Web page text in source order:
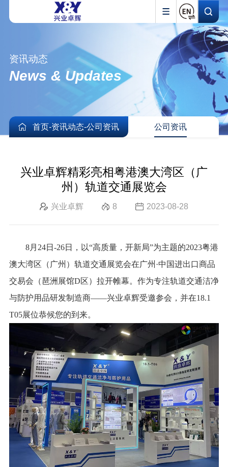
资讯动态
News & Updates
首页-资讯动态-公司资讯 公司资讯
兴业卓辉精彩亮相粤港澳大湾区（广
州）轨道交通展览会
兴业卓辉 8 2023-08-28
8月24日-26日，以“高质量，开新局”为主题的2023粤港
澳大湾区（广州）轨道交通展览会在广州·中国进出口商品
交易会（琶洲展馆D区）拉开帷幕。作为专注轨道交通洁净
与防护用品研发制造商——兴业卓辉受邀参会，并在18.1
T05展位恭候您的到来。